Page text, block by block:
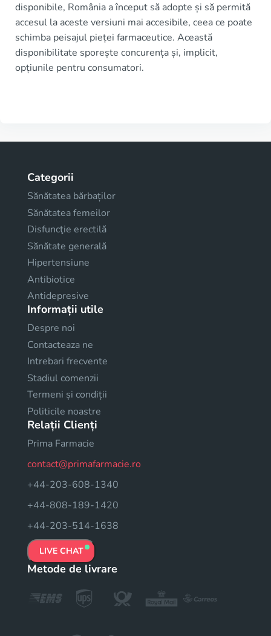
disponibile, România a început să adopte și să permită
accesul la aceste versiuni mai accesibile, ceea ce poate
schimba peisajul pieței farmaceutice. Această
disponibilitate sporește concurența și, implicit,
opțiunile pentru consumatori.
Categorii
Sănătatea bărbaților
Sănătatea femeilor
Disfuncţie erectilă
Sănătate generală
Hipertensiune
Antibiotice
Antidepresive
Informații utile
Despre noi
Contacteaza ne
Intrebari frecvente
Stadiul comenzii
Termeni și condiții
Politicile noastre
Relații Clienți
Prima Farmacie
contact@primafarmacie.ro
+44-203-608-1340
+44-808-189-1420
+44-203-514-1638
LIVE CHAT
Metode de livrare